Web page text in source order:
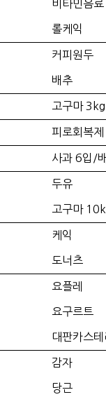
비타민음료
롤케익
커피원두
배추
고구마 3kg
피로회복제
사과 6입/
두유
고구마
케익
도너츠
요플레
요구르트
대판카스테
감자
당근